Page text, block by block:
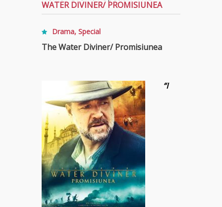
WATER DIVINER/ PROMISIUNEA
Drama, Special
The Water Diviner/ Promisiunea
“I